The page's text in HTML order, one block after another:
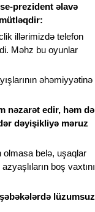
prezident əlavə
illərimizdə telefon
Məhz bu oyunlar
əhəmiyyətinə
nəzarət edir, həm də
dəyişikliyə məruz
olmasa belə, uşaqlar
boş vaxtını
lüzumsuz